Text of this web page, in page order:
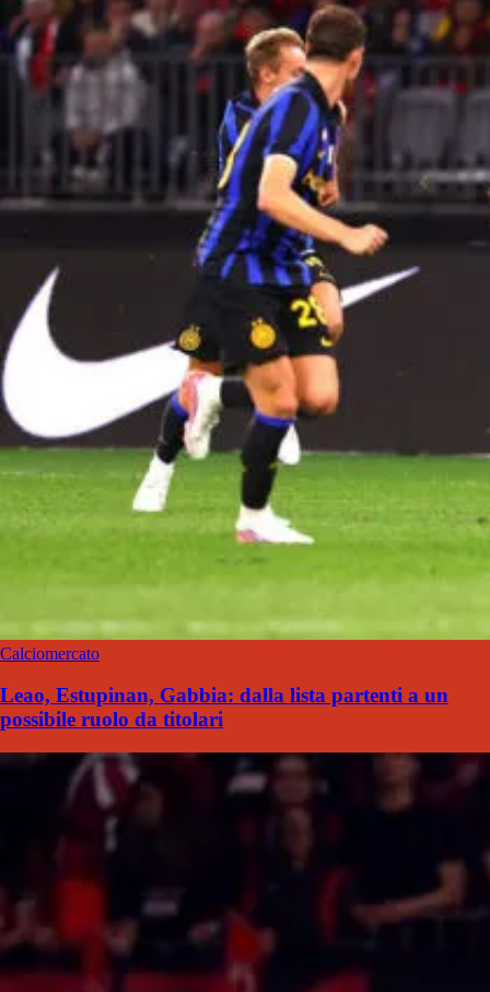
Calciomercato
Leao, Estupinan, Gabbia: dalla lista partenti a un
possibile ruolo da titolari